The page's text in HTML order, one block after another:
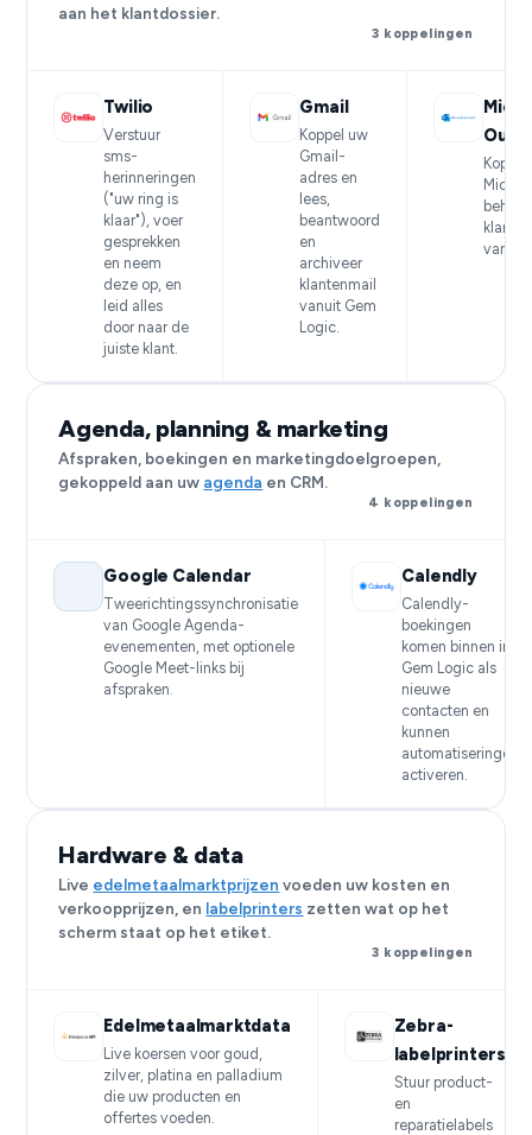
aan het klantdossier.
3 koppelingen
Twilio
Verstuur
sms-
herinneringen
("uw ring is
klaar"), voer
gesprekken
en neem
deze op, en
leid alles
door naar de
juiste klant.
Gmail
Koppel uw
Gmail-
adres en
lees,
beantwoord
en
archiveer
klantenmail
vanuit Gem
Logic.
vanuit
Agenda, planning & marketing
Afspraken, boekingen en marketingdoelgroepen,
gekoppeld aan uw agenda en CRM.
4 koppelingen
Google Calendar
Tweerichtingssynchronisatie
van Google Agenda-
evenementen, met optionele
Google Meet-links bij
afspraken.
Calendly
Calendly-
boekingen
komen binnen in
Gem Logic als
nieuwe
contacten en
kunnen
automatiseringen
activeren.
Hardware & data
Live edelmetaalmarktprijzen voeden uw kosten en
verkoopprijzen, en labelprinters zetten wat op het
scherm staat op het etiket.
3 koppelingen
Edelmetaalmarktdata
Live koersen voor goud,
zilver, platina en palladium
die uw producten en
offertes voeden.
Zebra-
labelprinters
Stuur product-
en
reparatielabels